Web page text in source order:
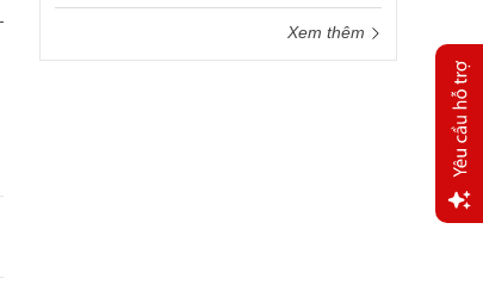
Xem thêm